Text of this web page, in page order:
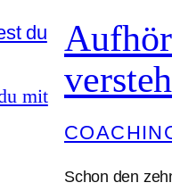
mit
Schon den